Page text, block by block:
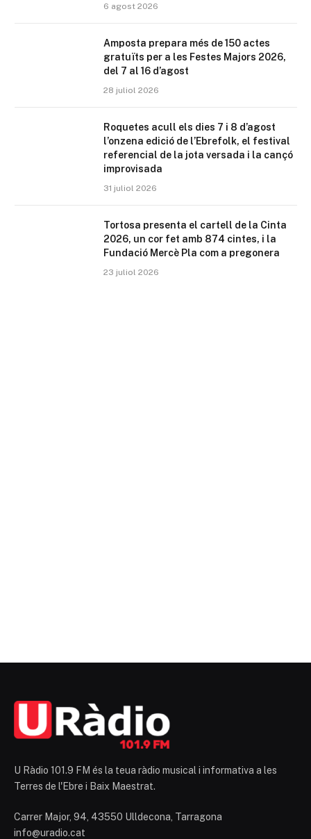
6 agost 2026
Amposta prepara més de 150 actes
gratuïts per a les Festes Majors 2026,
del 7 al 16 d’agost
28 juliol 2026
Roquetes acull els dies 7 i 8 d’agost
l’onzena edició de l’Ebrefolk, el festival
referencial de la jota versada i la cançó
improvisada
31 juliol 2026
Tortosa presenta el cartell de la Cinta
2026, un cor fet amb 874 cintes, i la
Fundació Mercè Pla com a pregonera
23 juliol 2026
U Ràdio 101.9 FM és la teua ràdio musical i informativa a les
Terres de l'Ebre i Baix Maestrat.
Carrer Major, 94, 43550 Ulldecona, Tarragona
info@uradio.cat